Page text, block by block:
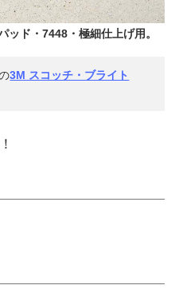
ッド・7448・極細仕上げ用。
3M スコッチ・ブライト